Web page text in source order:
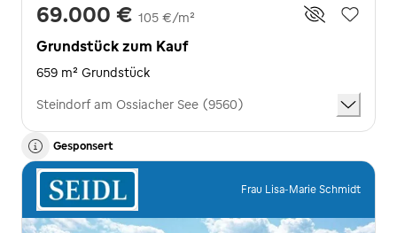
69.000 € 105 €/m²
Grundstück zum Kauf
659 m² Grundstück
Steindorf am Ossiacher See (9560)
Gesponsert
Frau Lisa-Marie Schmidt